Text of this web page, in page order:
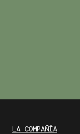
LA COMPAÑÍA